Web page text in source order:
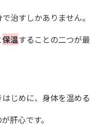
治すしかありません。
保温することの二つが最
じめに、身体を温める
肝心です。